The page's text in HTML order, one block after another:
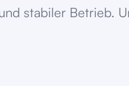
stabiler Betrieb.